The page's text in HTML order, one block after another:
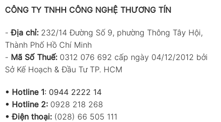
CÔNG TY TNHH CÔNG NGHỆ THƯƠNG TÍN
-Địa chỉ: 232/14 Đường Số 9, phường Thông Tây Hội,
Thành Phố Hồ Chí Minh
- Mã Số Thuế: 0312 076 692 cấp ngày 04/12/2012 bởi
Sở Kế Hoạch & Đầu Tư TP. HCM
• Hotline 1: 0944 2222 14
• Hotline 2: 0928 218 268
• Điện thoại: (028) 66 505 111